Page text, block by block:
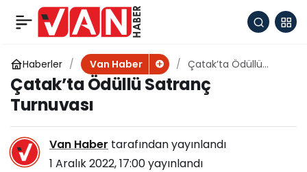
Haberler Van Haber
Çatak’ta Ödüllü
Satranç Turnuvası
Çatak’ta Ödüllü Satranç
Turnuvası
Van Haber tarafından yayınlandı
1 Aralık 2022, 17:00yayınlandı
Yanan Bir Meşaledir
Öğretmen THM konseri
Paylaş